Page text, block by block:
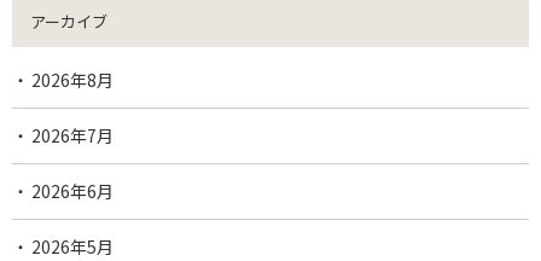
アーカイブ
2026年8月
2026年7月
2026年6月
2026年5月